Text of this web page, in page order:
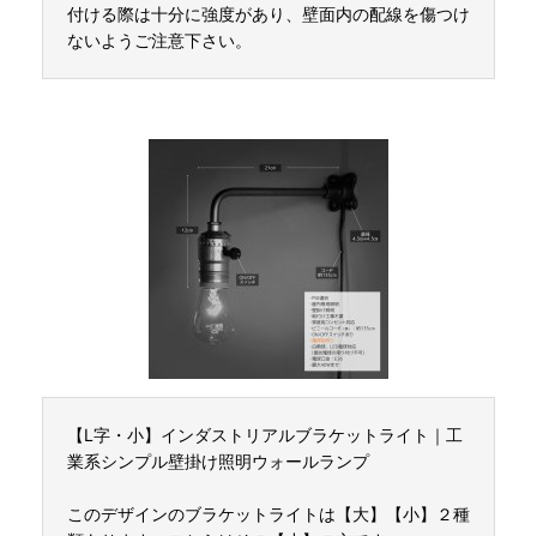
付ける際は十分に強度があり、壁面内の配線を傷つけ
ないようご注意下さい。
【L字・小】インダストリアルブラケットライト｜工
業系シンプル壁掛け照明ウォールランプ
このデザインのブラケットライトは【大】【小】２種